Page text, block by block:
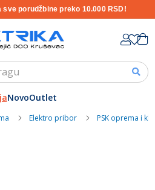
porudžbine preko 10.000 RSD!
Content
NovoOutlet
Elektro pribor PSK oprema i